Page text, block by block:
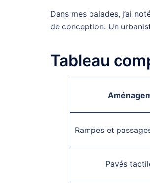
Dans mes balades, j’ai
de conception. Un
Tableau
Rampes et
Pavés